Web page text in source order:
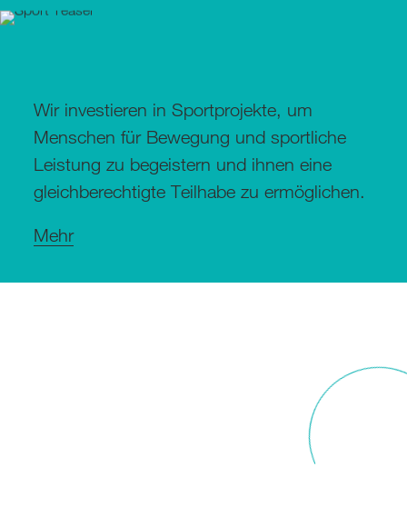
Wir investieren in Sportprojekte, um
Menschen für Bewegung und sportliche
Leistung zu begeistern und ihnen eine
gleichberechtigte Teilhabe zu ermöglichen.
Mehr